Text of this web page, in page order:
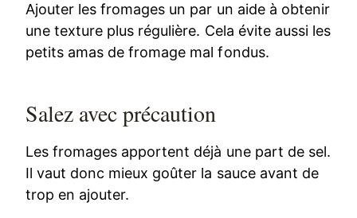
Ajouter les fromages un par un aide à obtenir
une texture plus régulière. Cela évite aussi les
petits amas de fromage mal fondus.
Salez avec précaution
Les fromages apportent déjà une part de sel.
Il vaut donc mieux goûter la sauce avant de
trop en ajouter.